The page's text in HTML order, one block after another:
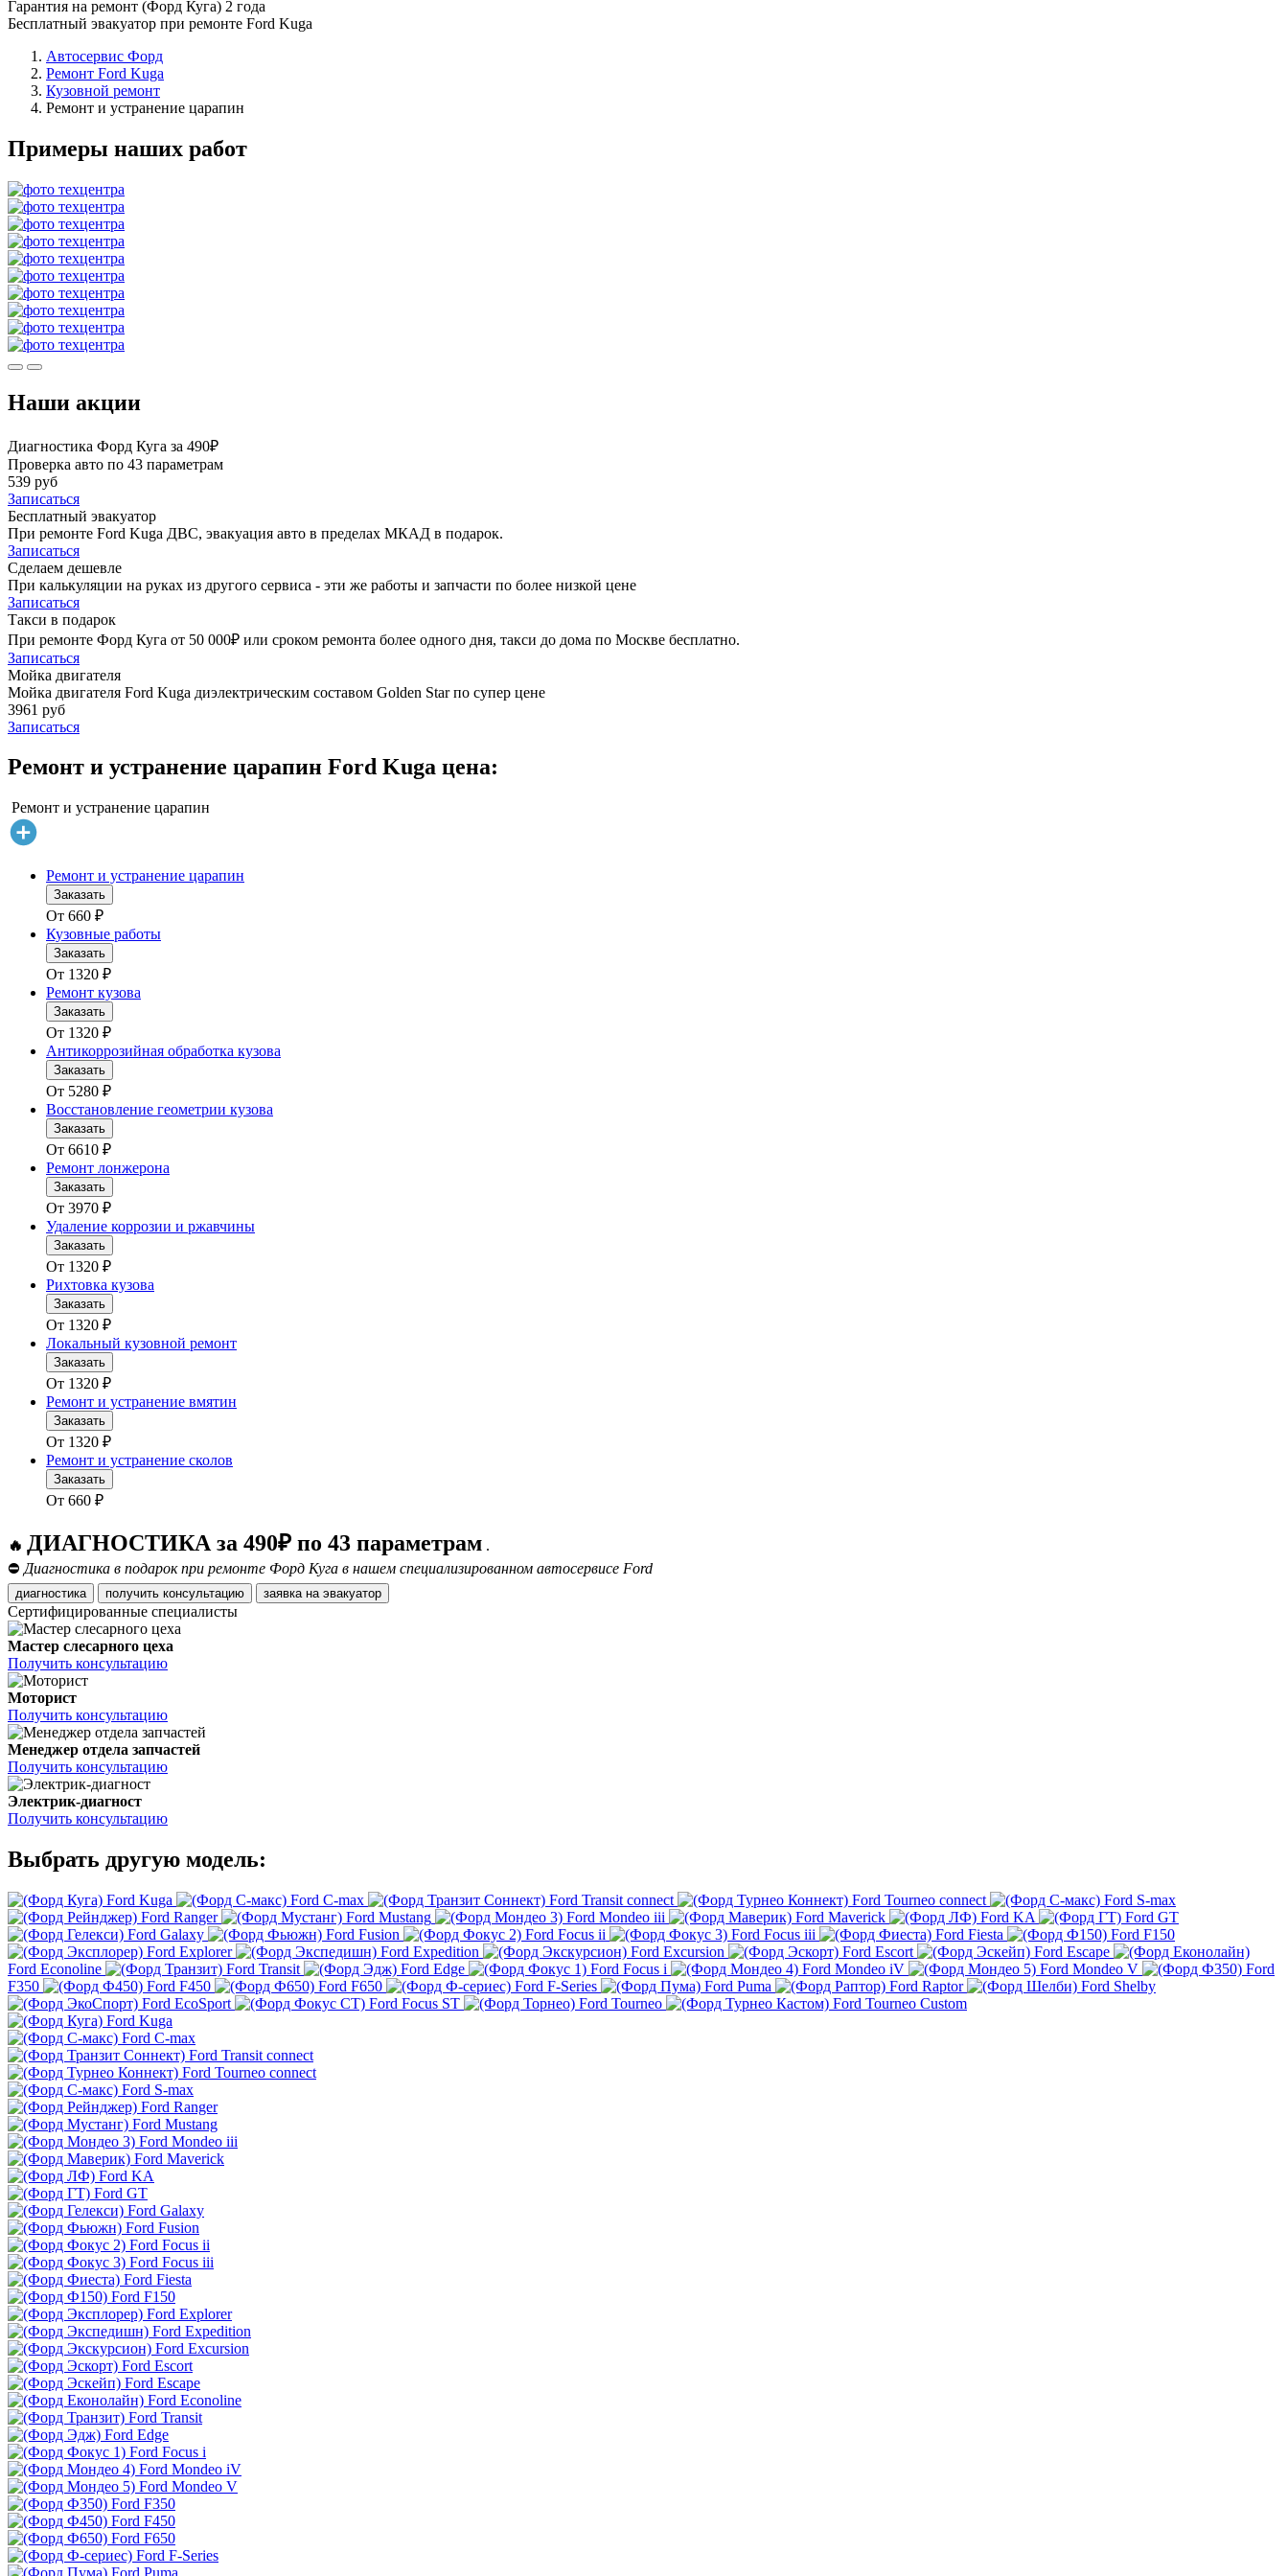
Гарантия на ремонт (Форд Куга) 2 года
Бесплатный эвакуатор при ремонте Ford Kuga
Автосервис Форд
Ремонт Ford Kuga
Кузовной ремонт
Ремонт и устранение царапин
Примеры наших работ
Наши акции
Диагностика Форд Куга за 490₽
Проверка авто по 43 параметрам
539 руб
Записаться
Бесплатный эвакуатор
При ремонте Ford Kuga ДВС, эвакуация авто в пределах МКАД в подарок.
Записаться
Сделаем дешевле
При калькуляции на руках из другого сервиса - эти же работы и запчасти по более низкой цене
Записаться
Такси в подарок
При ремонте Форд Куга от 50 000₽ или сроком ремонта более одного дня, такси до дома по Москве бесплатно.
Записаться
Мойка двигателя
Мойка двигателя Ford Kuga диэлектрическим составом Golden Star по супер цене
3961 руб
Записаться
Ремонт и устранение царапин Ford Kuga цена:
Ремонт и устранение царапин
Ремонт и устранение царапин
Заказать
От 660 ₽
Кузовные работы
Заказать
От 1320 ₽
Ремонт кузова
Заказать
От 1320 ₽
Антикоррозийная обработка кузова
Заказать
От 5280 ₽
Восстановление геометрии кузова
Заказать
От 6610 ₽
Ремонт лонжерона
Заказать
От 3970 ₽
Удаление коррозии и ржавчины
Заказать
От 1320 ₽
Рихтовка кузова
Заказать
От 1320 ₽
Локальный кузовной ремонт
Заказать
От 1320 ₽
Ремонт и устранение вмятин
Заказать
От 1320 ₽
Ремонт и устранение сколов
Заказать
От 660 ₽
🔥 ДИАГНОСТИКА за 490₽ по 43 параметрам .
⛔ Диагностика в подарок при ремонте Форд Куга в нашем специализированном автосервисе Ford
диагностика получить консультацию заявка на эвакуатор
Сертифицированные специалисты
Мастер слесарного цеха
Получить консультацию
Моторист
Получить консультацию
Менеджер отдела запчастей
Получить консультацию
Электрик-диагност
Получить консультацию
Выбрать другую модель:
Ford Kuga Ford C-max Ford Transit connect Ford Tourneo connect
Ford S-max
Ford Ranger
Ford Mustang Ford Mondeo iii Ford Maverick Ford KA
Ford GT
Ford Galaxy
Ford Fusion Ford Focus ii Ford Focus iii Ford Fiesta
Ford F150
Ford Explorer
Ford Expedition Ford Excursion Ford Escort
Ford Escape
Ford Econoline
Ford Transit Ford Edge Ford Focus i Ford Mondeo iV Ford Mondeo V
Ford
F350
Ford F450 Ford F650 Ford F-Series Ford Puma Ford Raptor
Ford Shelby
Ford EcoSport
Ford Focus ST Ford Tourneo
Ford Tourneo Custom
Ford Kuga
Ford C-max
Ford Transit connect
Ford Tourneo connect
Ford S-max
Ford Ranger
Ford Mustang
Ford Mondeo iii
Ford Maverick
Ford KA
Ford GT
Ford Galaxy
Ford Fusion
Ford Focus ii
Ford Focus iii
Ford Fiesta
Ford F150
Ford Explorer
Ford Expedition
Ford Excursion
Ford Escort
Ford Escape
Ford Econoline
Ford Transit
Ford Edge
Ford Focus i
Ford Mondeo iV
Ford Mondeo V
Ford F350
Ford F450
Ford F650
Ford F-Series